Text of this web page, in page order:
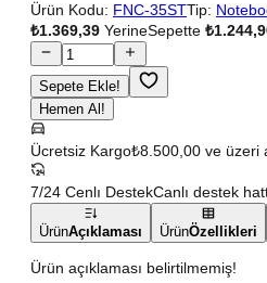
Ürün Kodu: FNC-35STTip:
₺1.369,39 YerineSepette
Sepete Ekle!
Hemen Al!
Ücretsiz Kargo₺8.500,00 ve üzeri
7/24 Cenlı DestekCanlı destek
ÜrünAçıklaması ÜrünÖzellikleri
Ürün açıklaması belirtilmemiş!